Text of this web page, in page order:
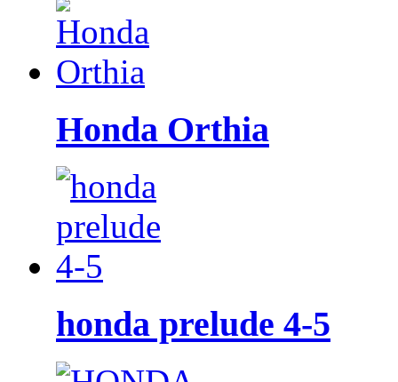
Honda Orthia
honda prelude 4-5